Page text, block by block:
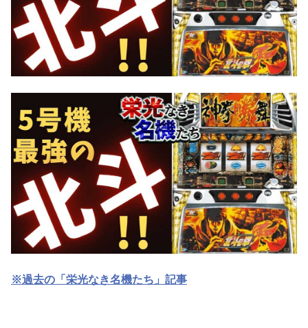
※過去の「栄光なき名機たち」記事